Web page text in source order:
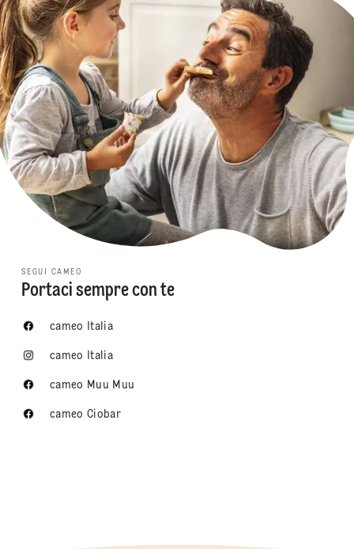
SEGUI CAMEO
Portaci sempre con te
cameo Italia
cameo Italia
cameo Muu Muu
cameo Ciobar